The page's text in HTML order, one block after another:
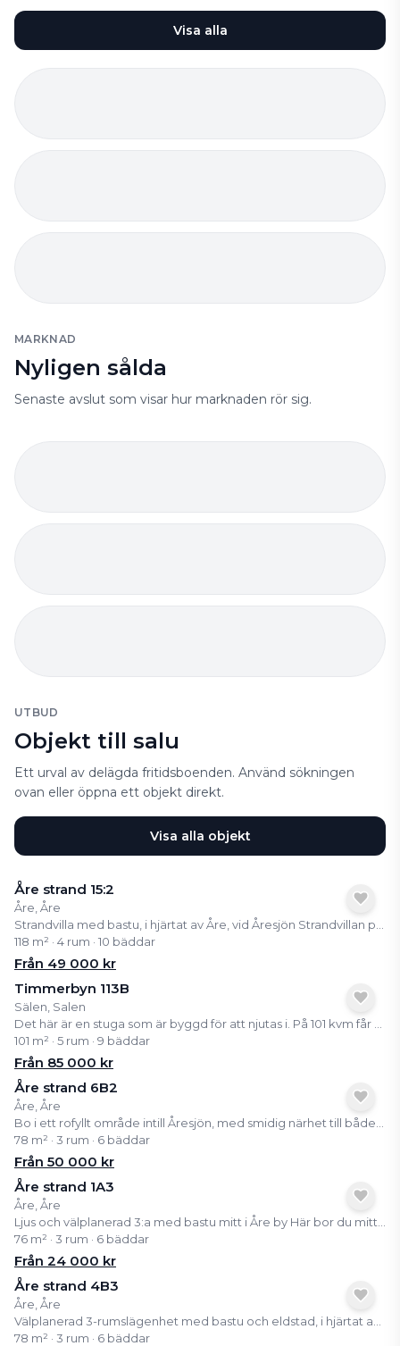
Visa alla
MARKNAD
Nyligen sålda
Senaste avslut som visar hur marknaden rör sig.
UTBUD
Objekt till salu
Ett urval av delägda fritidsboenden. Använd sökningen
ovan eller öppna ett objekt direkt.
Visa alla objekt
Åre strand 15:2
Åre, Åre
118 m² · 4 rum · 10 bäddar
Från 49 000 kr
Timmerbyn 113B
Sälen, Salen
101 m² · 5 rum · 9 bäddar
Från 85 000 kr
Åre strand 6B2
Åre, Åre
78 m² · 3 rum · 6 bäddar
Från 50 000 kr
Åre strand 1A3
Åre, Åre
76 m² · 3 rum · 6 bäddar
Från 24 000 kr
Åre strand 4B3
Åre, Åre
78 m² · 3 rum · 6 bäddar